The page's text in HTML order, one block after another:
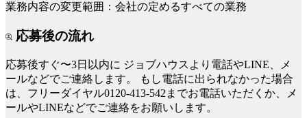
業務内容の変更範囲：会社の定めるすべての業務
応募後の流れ
応募後すぐ〜3日以内に ジョブハウスより電話やLINE、メ
ールなどでご連絡します。
もし電話に出られなかった場合
は、フリーダイヤル0120-413-542までお電話いただくか、メ
ールやLINEなどでご連絡をお願いします。